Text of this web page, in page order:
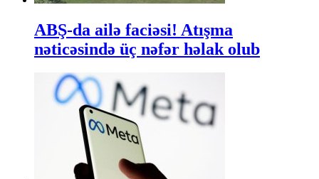
ABŞ-da ailə faciəsi! Atışma
nəticəsində üç nəfər həlak olub